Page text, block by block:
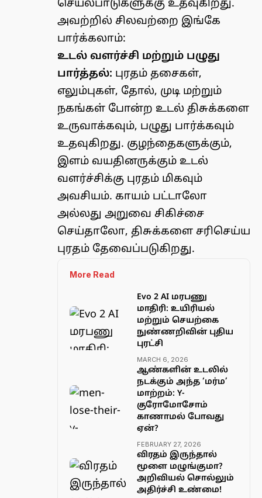
செயல்பாடுகளுக்கு உதவுகிறது.
அவற்றில் சிலவற்றை இங்கே
பார்க்கலாம்:
உடல் வளர்ச்சி மற்றும் பழுது
பார்த்தல்: புரதம் தசைகள்,
எலும்புகள், தோல், முடி மற்றும்
நகங்கள் போன்ற உடல் திசுக்களை
உருவாக்கவும், பழுது பார்க்கவும்
உதவுகிறது. குழந்தைகளுக்கும்,
இளம் வயதினருக்கும் உடல்
வளர்ச்சிக்கு புரதம் மிகவும்
அவசியம். காயம் பட்டாலோ
அல்லது அறுவை சிகிச்சை
செய்தாலோ, திசுக்களை சரிசெய்ய
புரதம் தேவைப்படுகிறது.
More Read
Evo 2 AI மரபணு
மாதிரி: உயிரியல்
மற்றும் செயற்கை
நுண்ணறிவின் புதிய
புரட்சி
MARCH 6, 2026
ஆண்களின் உடலில்
நடக்கும் அந்த ‘மர்ம’
மாற்றம்: Y-
குரோமோசோம்
காணாமல் போவது
ஏன்?
FEBRUARY 27, 2026
விரதம் இருந்தால்
மூளை மழுங்குமா?
அறிவியல் சொல்லும்
அதிர்ச்சி உண்மை!